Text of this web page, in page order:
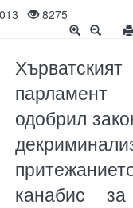
8275
Хърватският
одобрил
канабис